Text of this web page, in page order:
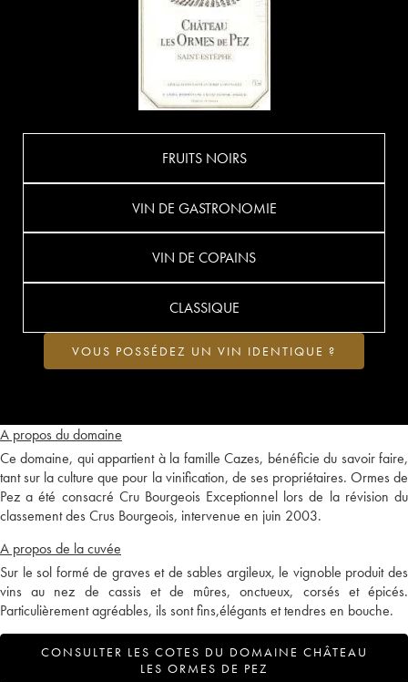
A propos du domaine
Ce domaine, qui appartient à la famille Cazes, bénéficie du savoir faire,
tant sur la culture que pour la vinification, de ses propriétaires. Ormes de
Pez a été consacré Cru Bourgeois Exceptionnel lors de la révision du
classement des Crus Bourgeois, intervenue en juin 2003.
A propos de la cuvée
Sur le sol formé de graves et de sables argileux, le vignoble produit des
vins au nez de cassis et de mûres, onctueux, corsés et épicés.
Particulièrement agréables, ils sont fins,élégants et tendres en bouche.
CONSULTER LES COTES DU DOMAINE CHÂTEAU
LES ORMES DE PEZ
FRUITS NOIRS
VIN DE GASTRONOMIE
VIN DE COPAINS
CLASSIQUE
VOUS POSSÉDEZ UN VIN IDENTIQUE ?